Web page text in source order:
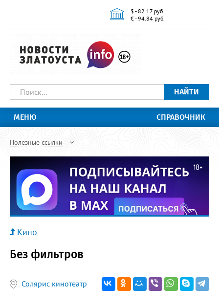
$ - 82.17 руб.
€ - 94.84 руб.
НАЙТИ
МЕНЮ СПРАВОЧНИК
Полезные ссылки
Кино
Без фильтров
Солярис кинотеатр